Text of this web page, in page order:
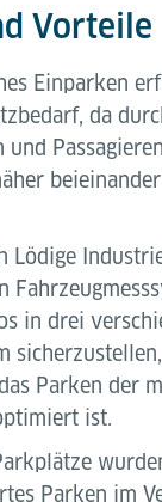
Vorteile
Einparken
da
und
Lödige
in drei
Parken der
ist.
Parken im